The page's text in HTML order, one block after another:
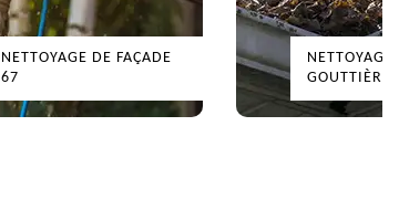
NETTOYAGE DE FAÇADE
67
NETTOYAGE